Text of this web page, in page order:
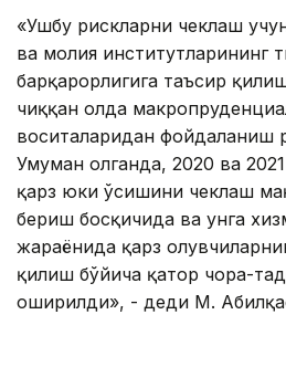
«Ушбу рискларни чеклаш
ва молия институтларининг
барқарорлигига таъсир
чиққан ҳолда
воситаларидан фойдаланиш
Умуман олганда, 2020 ва
қарз юки ўсишини чеклаш
бериш босқичида ва унга
жараёнида қарз
қилиш бўйича қатор чора-
оширилди», - деди М.